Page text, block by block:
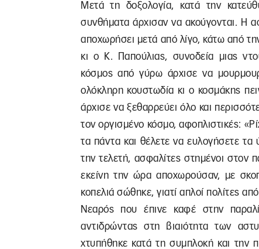
Μετά τη δοξολογία, κατά την
συνθήματα άρχισαν να ακούγονται. Η
αποχωρήσει μετά από λίγο, κάτω από
κι ο Κ. Παπούλιας, συνοδεία μιας
κόσμος από γύρω άρχισε να
ολόκληρη κουστωδία κι ο κοσμάκης
άρχισε να ξεθαρρεύει όλο και
τον οργισμένο κόσμο, αφοπλιστικές:
τα πάντα και θέλετε να ευλογήσετε
την τελετή, ασφαλίτες στημένοι στον
εκείνη την ώρα αποχωρούσαν, με
κοπελιά σώθηκε, γιατί απλοί πολίτες
Νεαρός που έπινε καφέ στην
αντιδρώντας στη βιαιότητα των
χτυπήθηκε κατά τη συμπλοκή και